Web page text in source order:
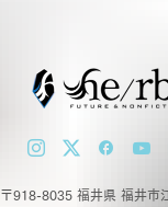
〒918-8035 福井県 福井市